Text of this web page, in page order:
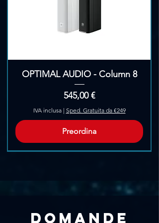
OPTIMAL AUDIO - Column 8
Prezzo
545,00 €
IVA inclusa| Sped. Gratuita da €249
Preordina
Domande